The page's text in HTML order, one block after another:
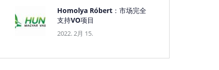
Homolya Róbert：市场完全
支持VO项目
2022. 2月 15.